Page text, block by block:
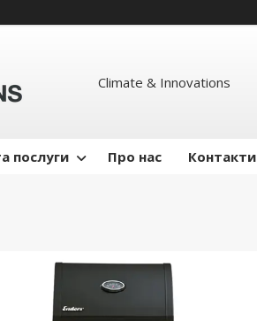
Climate & Innovations
послуги Про нас Контакти